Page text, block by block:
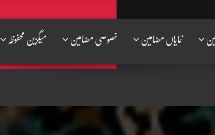
نمایاں مضامین خصوصی مضامین میگزین محفوظہ